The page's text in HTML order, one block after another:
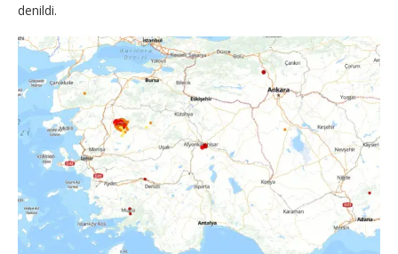
denildi.